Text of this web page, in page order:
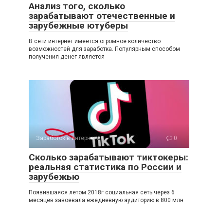
Анализ того, сколько
зарабатывают отечественные и
зарубежные ютуберы
В сети интернет имеется огромное количество
возможностей для заработка. Популярным способом
получения денег является
Заработок в интернете 0
Сколько зарабатывают тиктокеры:
реальная статистика по России и
зарубежью
Появившаяся летом 2018г социальная сеть через 6
месяцев завоевала ежедневную аудиторию в 800 млн